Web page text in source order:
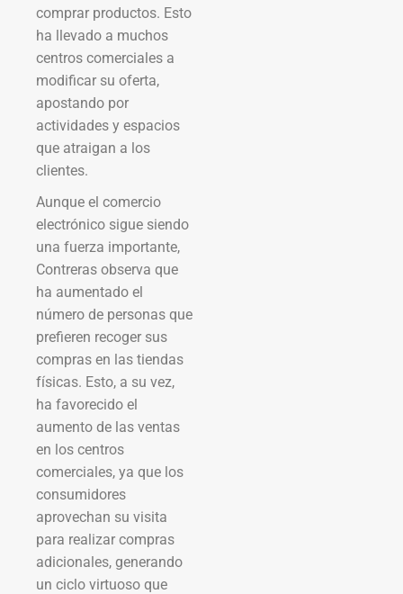
comprar productos. Esto
ha llevado a muchos
centros comerciales a
modificar su oferta,
apostando por
actividades y espacios
que atraigan a los
clientes.
Aunque el comercio
electrónico sigue siendo
una fuerza importante,
Contreras observa que
ha aumentado el
número de personas que
prefieren recoger sus
compras en las tiendas
físicas. Esto, a su vez,
ha favorecido el
aumento de las ventas
en los centros
comerciales, ya que los
consumidores
aprovechan su visita
para realizar compras
adicionales, generando
un ciclo virtuoso que